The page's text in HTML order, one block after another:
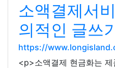
소액결제서
의적인 글쓰
https://
<p>소액결제 현금화는